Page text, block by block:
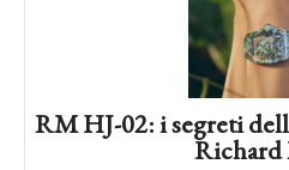
RM HJ-02: i segreti
Locman Montecristo
novità per velisti